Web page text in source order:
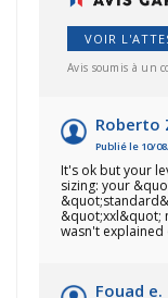
VOIR
Avis soumis à un
Roberto
Publié le 10/
It's ok but your
sizing: your
&quot;xxl&quot;
wasn't explained
Fouad e.